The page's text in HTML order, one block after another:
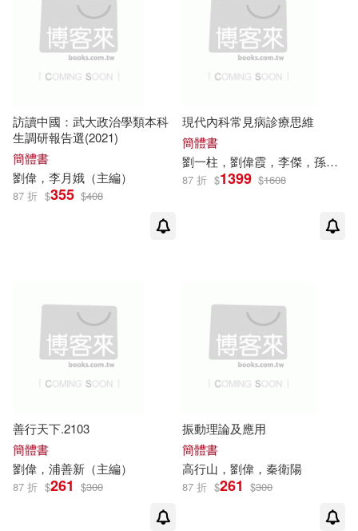
李芸，胡婕，劉偉（主編）(4)
舒運國，張忠祥，劉偉才（主編）
Toyz劉偉健(3) 刘伟(3)
劉偉主編(3) 劉偉仁(3)
劉偉信，曾玖芝，李蓉（主編）(3)
劉偉峰(3) 劉偉平（主編）(3)
劉偉生(3)
劉偉聰(3)
劉偉，王鵬，周航，陽惠嬌(3)
化學工業出版社(21)
人民郵電出版社(20)
北京大學出版社(17)
社會科學文獻出版社(17)
南京大學出版社(14)
廣東經濟出版社(12)
上海交通大學出版社(10)
中國中醫藥出版社(8)
可海外宅配(915)
可港澳店取(911)
可新加坡店取(908)
可菲律賓店取(911)
電子書 (可複選)
適合平板閱讀(7)
訪讀中國：武大政治學類本科
生調研報告選(2021)
簡體書
劉偉 ，李月娥（主編）
87 折 $355 $408
現代內科常見病診療思維
簡體書
劉一柱， 劉偉霞，李傑，孫中坤，楊艷濤，孫芹利，李斌華（主編）
87 折 $1399 $1608
善行天下.2103
簡體書
劉偉 ，浦善新（主編）
87 折 $261 $300
振動理論及應用
簡體書
高行山， 劉偉 ，秦衛陽
87 折 $261 $300